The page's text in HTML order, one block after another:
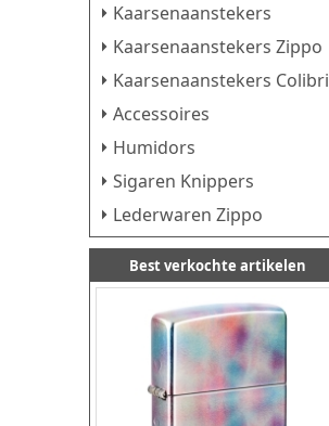
Kaarsenaanstekers
Kaarsenaanstekers Zippo
Kaarsenaanstekers Colibri
Accessoires
Humidors
Sigaren Knippers
Lederwaren Zippo
Best verkochte artikelen